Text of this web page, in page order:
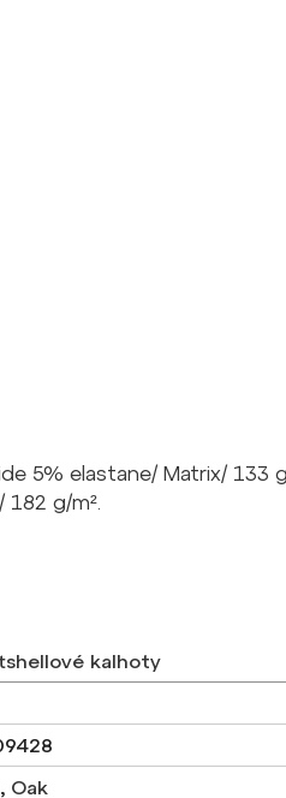
5% elastane/ Matrix/ 133
g/m².
kalhoty
, Oak